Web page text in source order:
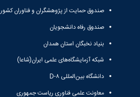
صندوق حمایت از پژوهشگران و فناوران کشور
صندوق رفاه دانشجویان
بنیاد نخبگان استان همدان
شبکه آزمایشگاه‌های علمی ایران(شاعا)
دانشگاه بین‌المللی D-۸
معاونت علمی فناوری ریاست جمهوری